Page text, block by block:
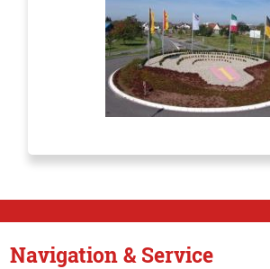
Navigation & Service